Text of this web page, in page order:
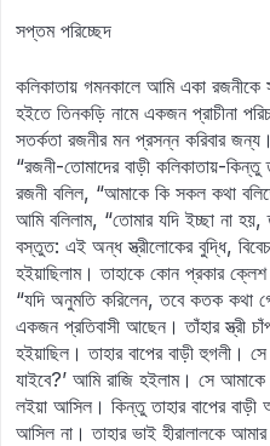
সপ্তম পরিচ্ছেদ
কলিকাতায় গমনকালে আমি একা রজনীকে
হইতে তিনকড়ি নামে একজন প্রাচীনা
সতর্কতা রজনীর মন প্রসন্ন করিবার
“রজনী-তোমাদের বাড়ী কলিকাতায়-
রজনী বলিল, “আমাকে কি সকল কথা
আমি বলিলাম, “তোমার যদি ইচ্ছা না
বস্তুত: এই অন্ধ স্ত্রীলোকের বুদ্ধি,
হইয়াছিলাম। তাহাকে কোন প্রকার
“যদি অনুমতি করিলেন, তবে কতক কথা
একজন প্রতিবাসী আছেন। তাঁহার স্ত্রী
হইয়াছিল। তাহার বাপের বাড়ী হুগলী।
যাইবে?’ আমি রাজি হইলাম। সে আমাকে
লইয়া আসিল। কিন্তু তাহার বাপের বাড়ী
আসিল না। তাহার ভাই হীরালালকে